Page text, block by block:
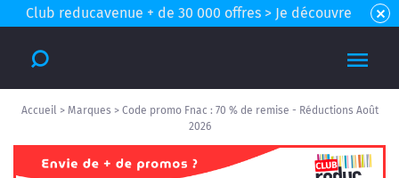
Club reducavenue + de 30 000 offres > Je découvre
Accueil > Marques > Code promo Fnac : 70 % de remise - Réductions Août
2026